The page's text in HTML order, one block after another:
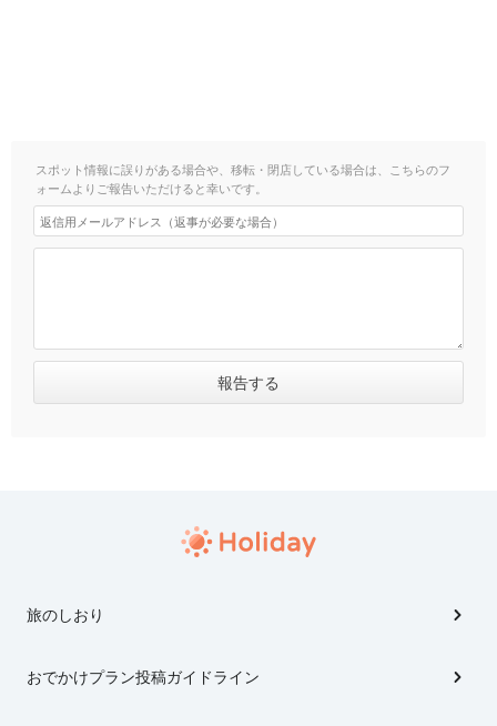
スポット情報に誤りがある場合や、移転・閉店している場合は、こちらのフ
ォームよりご報告いただけると幸いです。
旅のしおり
おでかけプラン投稿ガイドライン